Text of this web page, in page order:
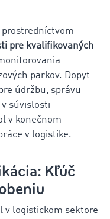
pre kvalifikovaných
parkov. Dopyt
údržbu, správu
súvislosti
v konečnom
v logistike.
Kľúč
v logistickom sektore